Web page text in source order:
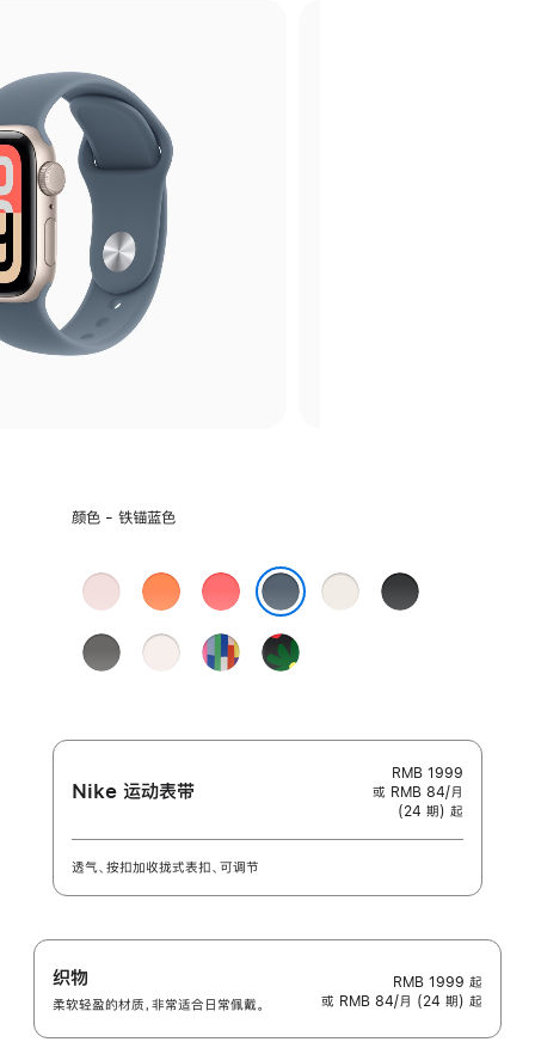
选
色:
颜色 - 铁锚蓝色
浅
粉
色
柑
橘
色
亮
番
石
榴
星
光
黑
色
岩
灰
淡
彩
虹
Black
Unity
结
Nike 运动表带
RMB 1999
或 RMB 84/月
(24 期) 起
透气、按扣加收拢式表扣、可调节
织物
柔软轻盈的材质，非常适合日常佩戴。
RMB 1999 起
或 RMB 84/月 (24 期) 起